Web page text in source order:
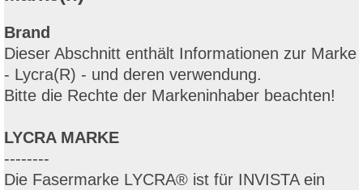
Brand
Dieser Abschnitt enthält Informationen zur Marke
- Lycra(R) - und deren verwendung.
Bitte die Rechte der Markeninhaber beachten!
LYCRA MARKE
--------
Die Fasermarke LYCRA® ist für INVISTA ein